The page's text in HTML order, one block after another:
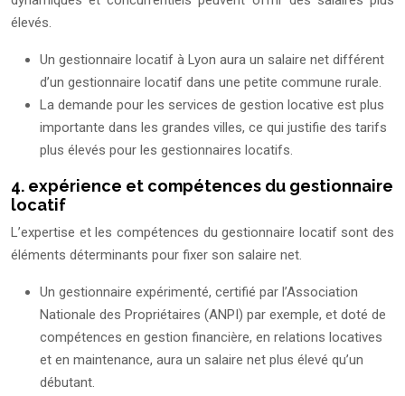
élevés.
Un gestionnaire locatif à Lyon aura un salaire net différent
d’un gestionnaire locatif dans une petite commune rurale.
La demande pour les services de gestion locative est plus
importante dans les grandes villes, ce qui justifie des tarifs
plus élevés pour les gestionnaires locatifs.
4. expérience et compétences du gestionnaire
locatif
L’expertise et les compétences du gestionnaire locatif sont des
éléments déterminants pour fixer son salaire net.
Un gestionnaire expérimenté, certifié par l’Association
Nationale des Propriétaires (ANPI) par exemple, et doté de
compétences en gestion financière, en relations locatives
et en maintenance, aura un salaire net plus élevé qu’un
débutant.